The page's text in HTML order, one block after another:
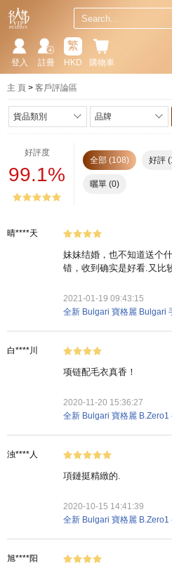
購物車
繁
HKD
註冊
登入
主 頁 客戶評論區
貨品類別 品牌
好評度
99.1%
全部 (108) 好評
曬單 (0)
晴****天
妹妹结婚，也不知道送个
错，收到确实是好看.又比
2021-01-19 09:43:15
白****川
项链配毛衣真香！
2020-11-20 15:36:27
浊****人
項鏈挺精緻的.
2020-10-15 14:41:39
旭****阳